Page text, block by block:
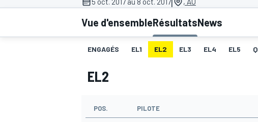
MOTOGP
Vue d'ensembleRésultatsNews
ENGAGÉS EL1 EL2 EL3 EL4 EL5 Q
EL2
POS. PILOTE